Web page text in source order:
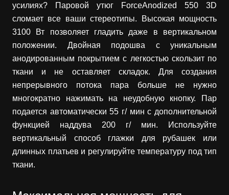
усилиях? Паровой утюг ForceAnodized 550 3D
сломает все ваши стереотипы. Высокая мощность
3100 Вт позволяет гладить даже в вертикальном
положении. Двойная подошва с уникальным
анодированным покрытием с легкостью скользит по
ткани и не оставляет складок. Для создания
непрерывного потока пара больше не нужно
многократно нажимать на неудобную кнопку. Пар
подается автоматически 55 г/ мин с дополнительной
функцией наддува 200 г/ мин. Используйте
вертикальный способ глажки для рубашек или
длинных платьев и регулируйте температуру под тип
ткани.